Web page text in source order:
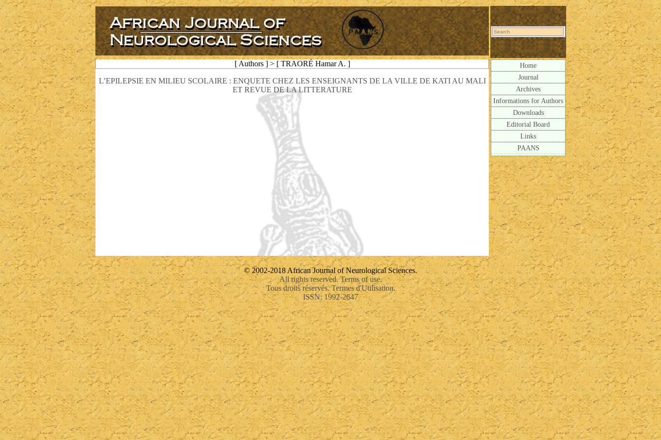
[ Authors ] > [ TRAORÉ Hamar A. ]
L’EPILEPSIE EN MILIEU SCOLAIRE : ENQUETE CHEZ LES ENSEIGNANTS DE LA VILLE DE KATI AU MALI
ET REVUE DE LA LITTERATURE
Home
Journal
Archives
Informations for Authors
Downloads
Editorial Board
Links
PAANS
© 2002-2018 African Journal of Neurological Sciences.
All rights reserved. Terms of use.
Tous droits réservés. Termes d'Utilisation.
ISSN: 1992-2647